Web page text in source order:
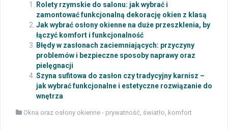
Rolety rzymskie do salonu: jak wybrać i
zamontować funkcjonalną dekorację okien z klasą
Jak wybrać osłony okienne na duże przeszklenia, by
łączyć komfort i funkcjonalność
Błędy w zasłonach zaciemniających: przyczyny
problemów i bezpieczne sposoby naprawy oraz
pielęgnacji
Szyna sufitowa do zasłon czy tradycyjny karnisz –
jak wybrać funkcjonalne i estetyczne rozwiązanie do
wnętrza
Okna oraz osłony okienne - prywatność, światło, komfort